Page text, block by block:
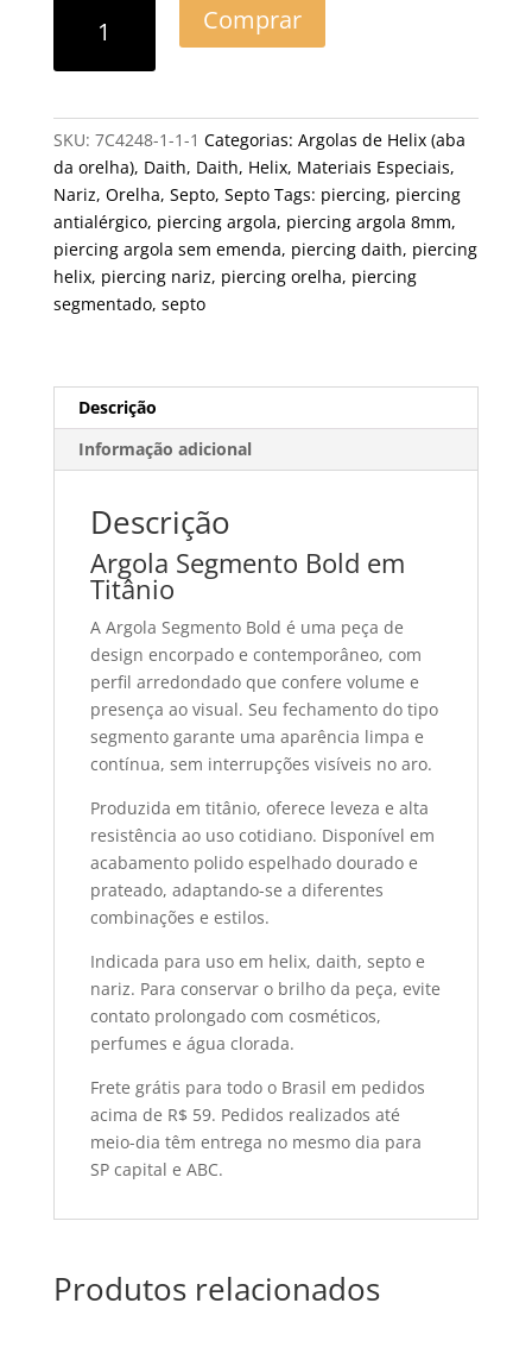
Comprar
SKU: 7C4248-1-1-1 Categorias: Argolas de Helix (aba
da orelha), Daith, Daith, Helix, Materiais Especiais,
Nariz, Orelha, Septo, Septo Tags: piercing, piercing
antialérgico, piercing argola, piercing argola 8mm,
piercing argola sem emenda, piercing daith, piercing
helix, piercing nariz, piercing orelha, piercing
segmentado, septo
Descrição
Informação adicional
Descrição
Argola Segmento Bold em
Titânio
A Argola Segmento Bold é uma peça de
design encorpado e contemporâneo, com
perfil arredondado que confere volume e
presença ao visual. Seu fechamento do tipo
segmento garante uma aparência limpa e
contínua, sem interrupções visíveis no aro.
Produzida em titânio, oferece leveza e alta
resistência ao uso cotidiano. Disponível em
acabamento polido espelhado dourado e
prateado, adaptando-se a diferentes
combinações e estilos.
Indicada para uso em helix, daith, septo e
nariz. Para conservar o brilho da peça, evite
contato prolongado com cosméticos,
perfumes e água clorada.
Frete grátis para todo o Brasil em pedidos
acima de R$ 59. Pedidos realizados até
meio-dia têm entrega no mesmo dia para
SP capital e ABC.
Produtos relacionados